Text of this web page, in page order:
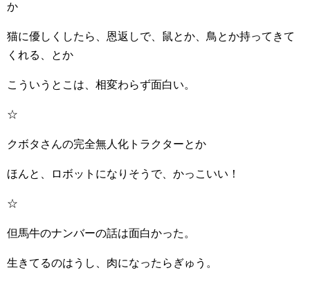
か
猫に優しくしたら、恩返しで、鼠とか、鳥とか持ってきて
くれる、とか
こういうとこは、相変わらず面白い。
☆
クボタさんの完全無人化トラクターとか
ほんと、ロボットになりそうで、かっこいい！
☆
但馬牛のナンバーの話は面白かった。
生きてるのはうし、肉になったらぎゅう。